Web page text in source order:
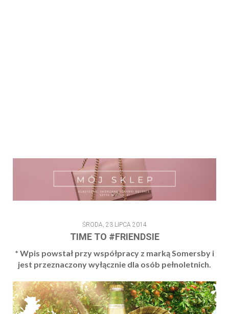
ŚRODA, 23 LIPCA 2014
TIME TO #FRIENDSIE
* Wpis powstał przy współpracy z marką Somersby i
jest przeznaczony wyłącznie dla osób pełnoletnich.